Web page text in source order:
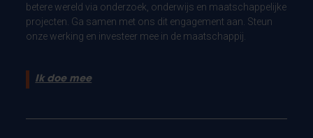
betere wereld via onderzoek, onderwijs en maatschappelijke
projecten. Ga samen met ons dit engagement aan. Steun
onze werking en investeer mee in de maatschappij.
Ik doe mee